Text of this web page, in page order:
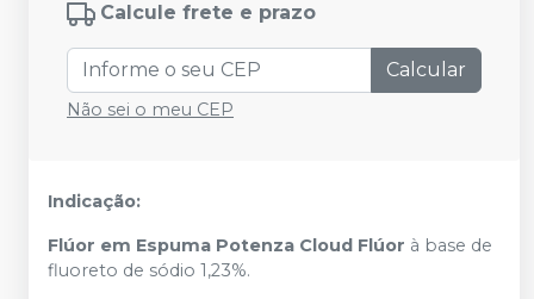
Calcule frete e prazo
Calcular
Não sei o meu CEP
Indicação:
Flúor em Espuma Potenza Cloud Flúor à base de
fluoreto de sódio 1,23%.